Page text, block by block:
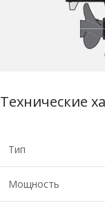
Технические
Тип
Мощность